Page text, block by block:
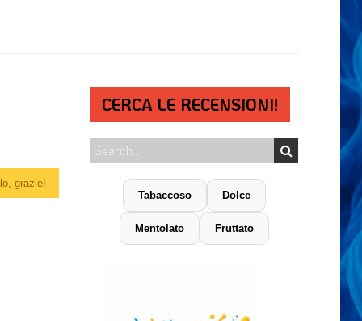
grazie!
CERCA LE RECENSIONI!
Tabaccoso Dolce
Mentolato Fruttato